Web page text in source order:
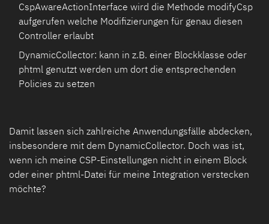
CspAwareActionInterface wird die Methode modifyCsp
aufgerufen welche Modifizierungen für genau diesen
Controller erlaubt
DynamicCollector: kann in z.B. einer Blockklasse oder
phtml genutzt werden um dort die entsprechenden
Policies zu setzen
Damit lassen sich zahlreiche Anwendungsfälle abdecken,
insbesondere mit dem DynamicCollector. Doch was ist,
wenn ich meine CSP-Einstellungen nicht in einem Block
oder einer phtml-Datei für meine Integration verstecken
möchte?